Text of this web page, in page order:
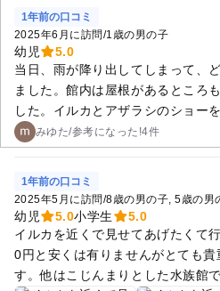
1年前の口コミ
2025年6月に訪問/1歳の男の子
幼児
5.0
当日、雨が降り出してしまって、
ました。館内は屋根があるところ
した。イルカとアザラシのショー
は外ではありますが、観覧席には
中土砂降りでしたが、後ろの方の
ったです。行って正解でした！
みゆた/参考になった!4件
1年前の口コミ
2025年5月に訪問/8歳の男の子 5歳の男
幼児 5.0小学生
5.0
イルカを近くで見せてあげたくて
0円と安くは有りませんがとても
す。他はこじんまりとした水族館